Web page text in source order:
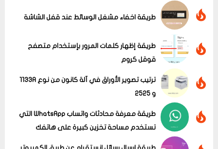
طريقة اخفاء مشغل الوسائط عند قفل الشاشة
طريقة إظهار كلمات المرور بإستخدام متصفح
قوقل كروم
ترتيب تصوير الأوراق في آلة كانون من نوع 1133A
و 2525
طريقة معرفة محادثات واتساب WhatsApp التي
تستخدم مساحة تخزين كبيرة على هاتفك